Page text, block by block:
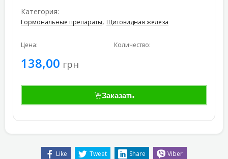
Категория:
Гормональные препараты, Щитовидная железа
Цена:
138,00 грн
Количество:
Заказать
Like Tweet Share Viber